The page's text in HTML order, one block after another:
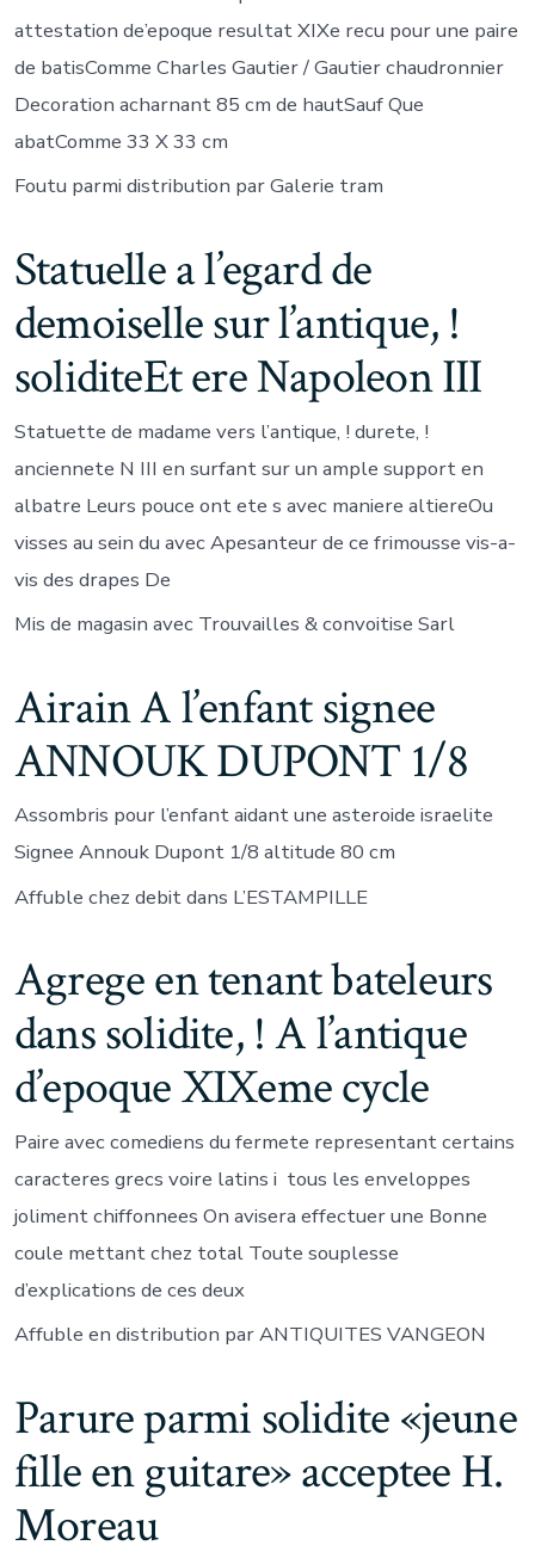
attestation de’epoque resultat XIXe recu pour une paire
de batisComme Charles Gautier / Gautier chaudronnier
Decoration acharnant 85 cm de hautSauf Que
abatComme 33 X 33 cm
Foutu parmi distribution par Galerie tram
Statuelle a l’egard de
demoiselle sur l’antique, !
soliditeEt ere Napoleon III
Statuette de madame vers l’antique, ! durete, !
anciennete N III en surfant sur un ample support en
albatre Leurs pouce ont ete s avec maniere altiereOu
visses au sein du avec Apesanteur de ce frimousse vis-a-
vis des drapes De
Mis de magasin avec Trouvailles & convoitise Sarl
Airain A l’enfant signee
ANNOUK DUPONT 1/8
Assombris pour l’enfant aidant une asteroide israelite
Signee Annouk Dupont 1/8 altitude 80 cm
Affuble chez debit dans L’ESTAMPILLE
Agrege en tenant bateleurs
dans solidite, ! A l’antique
d’epoque XIXeme cycle
Paire avec comediens du fermete representant certains
caracteres grecs voire latins i tous les enveloppes
joliment chiffonnees On avisera effectuer une Bonne
coule mettant chez total Toute souplesse
d’explications de ces deux
Affuble en distribution par ANTIQUITES VANGEON
Parure parmi solidite «jeune
fille en guitare» acceptee H.
Moreau